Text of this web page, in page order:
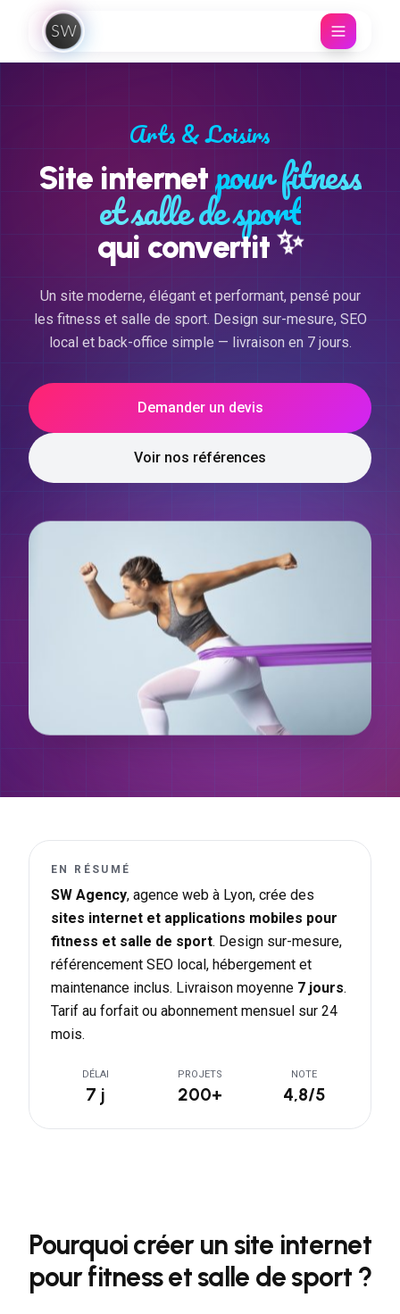
Aller au contenu
Arts & Loisirs
Site internetpour fitness
et salle de sport
qui convertit✨
Un site moderne, élégant et performant, pensé pour
les fitness et salle de sport. Design sur-mesure, SEO
local et back-office simple — livraison en 7 jours.
Demander un devis
Voir nos références
EN RÉSUMÉ
SW Agency, agence web à Lyon, crée des
sites internet et applications mobiles pour
fitness et salle de sport. Design sur-mesure,
référencement SEO local, hébergement et
maintenance inclus. Livraison moyenne 7 jours.
Tarif au forfait ou abonnement mensuel sur 24
mois.
DÉLAI
7 j
PROJETS
200+
NOTE
4,8/5
Pourquoi créer un site internet
pourfitness et salle de sport ?